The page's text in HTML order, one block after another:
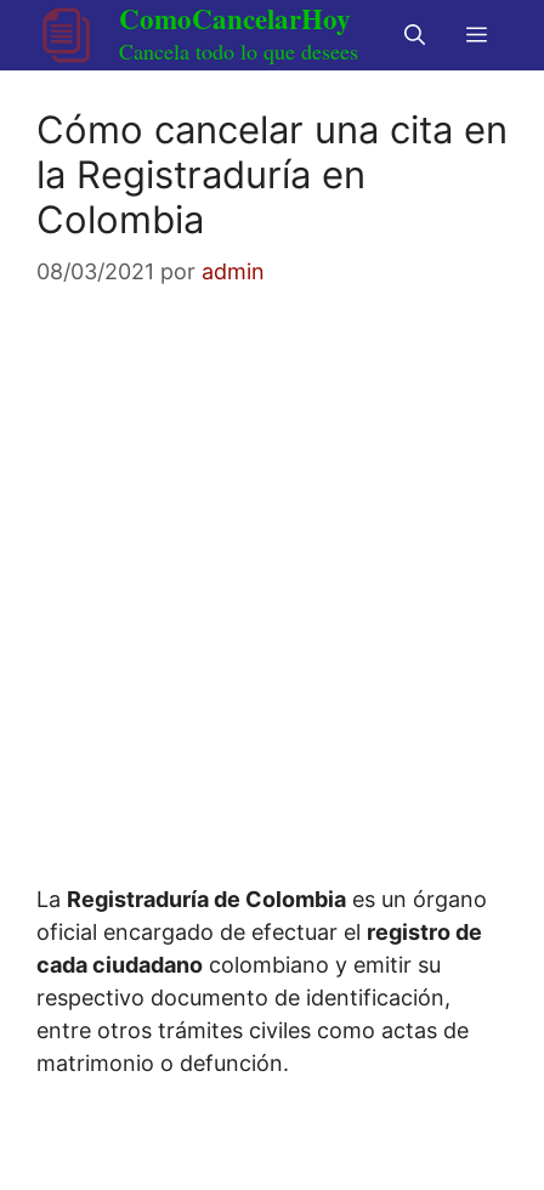
Saltar
ComoCancelarHoy
Cancela todo lo que desees
Menú
Cómo cancelar una cita en
la Registraduría en
Colombia
08/03/2021 por admin
La Registraduría de Colombia es un órgano
oficial encargado de efectuar el registro de
cada ciudadano colombiano y emitir su
respectivo documento de identificación,
entre otros trámites civiles como actas de
matrimonio o defunción.